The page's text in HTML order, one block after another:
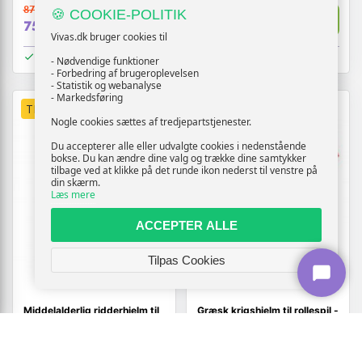
872,-
759,- Vis
På lager
TILBUD
Middelalderlig ridderhjelm til
Græsk krigshjelm til rollespil -
🍪 COOKIE-POLITIK
Vivas.dk bruger cookies til
- Nødvendige funktioner
- Forbedring af brugeroplevelsen
- Statistik og webanalyse
- Markedsføring
Nogle cookies sættes af tredjepartstjenester.
Du accepterer alle eller udvalgte cookies i nedenstående
bokse. Du kan ændre dine valg og trække dine samtykker
tilbage ved at klikke på det runde ikon nederst til venstre på
din skærm.
Læs mere
ACCEPTER ALLE
Tilpas Cookies